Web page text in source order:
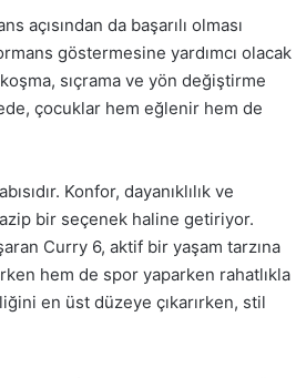
açısından da başarılı olması
göstermesine yardımcı olacak
sıçrama ve yön değiştirme
çocuklar hem eğlenir hem de
Konfor, dayanıklılık ve
bir seçenek haline getiriyor.
Curry 6, aktif bir yaşam tarzına
hem de spor yaparken rahatlıkla
en üst düzeye çıkarırken, stil